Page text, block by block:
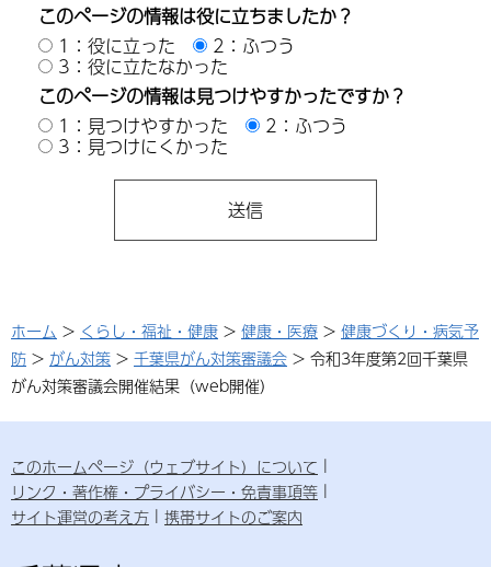
このページの情報は役に立ちましたか？
1：役に立った
2：ふつう
3：役に立たなかった
このページの情報は見つけやすかったですか？
1：見つけやすかった
2：ふつう
3：見つけにくかった
ホーム > くらし・福祉・健康 > 健康・医療 > 健康づくり・病気予
防 > がん対策 > 千葉県がん対策審議会 > 令和3年度第2回千葉県
がん対策審議会開催結果（web開催）
このホームページ（ウェブサイト）について
リンク・著作権・プライバシー・免責事項等
サイト運営の考え方
携帯サイトのご案内